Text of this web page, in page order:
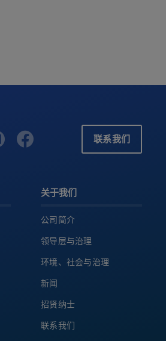
联系我们
关于我们
公司简介
领导层与治理
环境、社会与治理
新闻
招贤纳士
联系我们